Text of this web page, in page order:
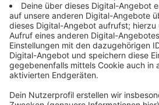
Region also etwas langsamer
auf den Land-und Kreisstraßen
Leitstelle der oberbergischen
deutlich mehr Problemen
Rheinisch Bergischen war die
unaufgeregt. Im Laufe des Tages
erwarten uns jedoch weitere,